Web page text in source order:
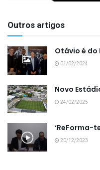
Outros artigos
Otávio é do
01/02/2024
Novo
24/02/2025
‘ReForma-
20/12/2023